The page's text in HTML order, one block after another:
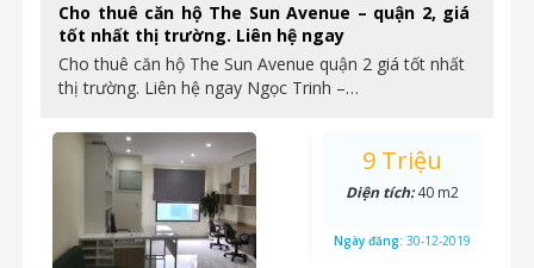
Cho thuê căn hộ The Sun Avenue – quận 2, giá
tốt nhất thị trường. Liên hệ ngay
Cho thuê căn hộ The Sun Avenue quận 2 giá tốt nhất
thị trường. Liên hệ ngay Ngọc Trinh –…
9 Triệu
Diện tích:40 m2
Ngày đăng: 30-12-2019